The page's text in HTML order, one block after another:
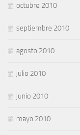
octubre 2010
septiembre 2010
agosto 2010
julio 2010
junio 2010
mayo 2010